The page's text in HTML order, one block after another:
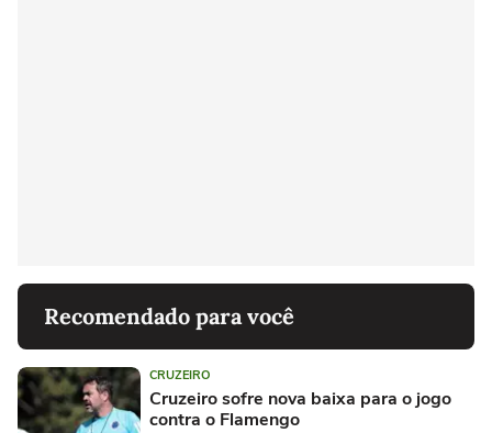
Recomendado para você
CRUZEIRO
Cruzeiro sofre nova baixa para o jogo
contra o Flamengo